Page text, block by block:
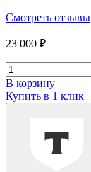
Смотреть отзывы
23 000 ₽
В корзину
Купить в 1 клик